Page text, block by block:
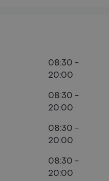
08:30 -
20:00
08:30 -
20:00
08:30 -
20:00
08:30 -
20:00